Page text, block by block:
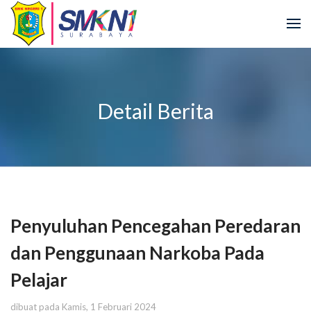
Detail Berita
Penyuluhan Pencegahan Peredaran
dan Penggunaan Narkoba Pada
Pelajar
dibuat pada Kamis, 1 Februari 2024